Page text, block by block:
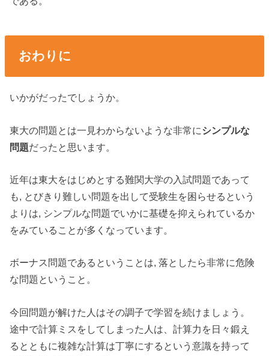
おわりに
いかがだったでしょうか。
東大の問題とは一見わからないような非常にシンプルな
問題だったと思います。
近年は東大をはじめとする難関大学の入試問題であって
も, とびきり難しい問題を出して受験生を困らせるという
よりは, シンプルな問題でいかに基礎を抑えられているか
をみていることが多くなっています。
ボーナス問題であるということは, 落としたら非常に危険
な問題ということ。
今回問題が解けた人はその調子で学習を続けましょう。
途中で計算ミスをしてしまった人は、計算力を日々鍛え
るとともに複雑な計算は丁寧にするという意識を持って